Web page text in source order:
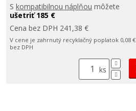
S kompatibilnou náplňou môžete
ušetriť 185 €
Cena bez DPH 241,38 €
V cene je zahrnutý recyklačný poplatok 0,08 €
bez DPH
ks